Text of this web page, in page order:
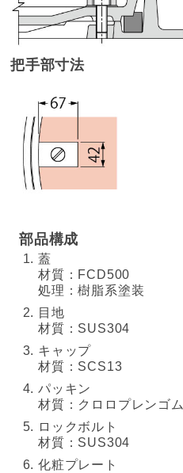
把手部寸法
部品構成
蓋
材質：FCD500
処理：樹脂系塗装
目地
材質：SUS304
キャップ
材質：SCS13
パッキン
材質：クロロプレンゴム
ロックボルト
材質：SUS304
化粧プレート